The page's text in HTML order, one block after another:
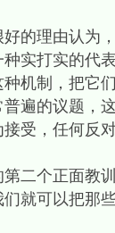
理由认为，
实打实的代
机制，把它
遍的议题，
受，任何反
个正面教训
就可以把那